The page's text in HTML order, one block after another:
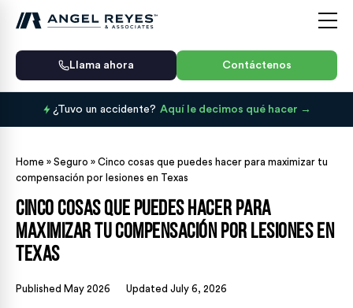
Llama ahora Contáctenos
¿Tuvo un accidente? Aquí le decimos qué hacer
Home » Seguro » Cinco cosas que puedes hacer para maximizar tu
compensación por lesiones en Texas
Cinco cosas que puedes hacer para
maximizar tu compensación por lesiones en
Texas
Published May 2026 Updated July 6, 2026